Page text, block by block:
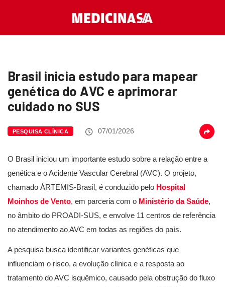
Brasil inicia estudo para mapear
genética do AVC e aprimorar
cuidado no SUS
PESQUISA CLÍNICA 07/01/2026
O Brasil iniciou um importante estudo sobre a relação entre a
genética e o Acidente Vascular Cerebral (AVC). O projeto,
chamado ÁRTEMIS-Brasil, é conduzido pelo Hospital
Moinhos de Vento, em parceria com o Ministério da Saúde,
no âmbito do PROADI-SUS, e envolve 11 centros de referência
no atendimento ao AVC em todas as regiões do país.
A pesquisa busca identificar variantes genéticas que
influenciam o risco, a evolução clínica e a resposta ao
tratamento do AVC isquêmico, causado pela obstrução do fluxo